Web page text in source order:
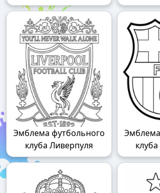
Эмблема футбольного
клуба Ливерпуля